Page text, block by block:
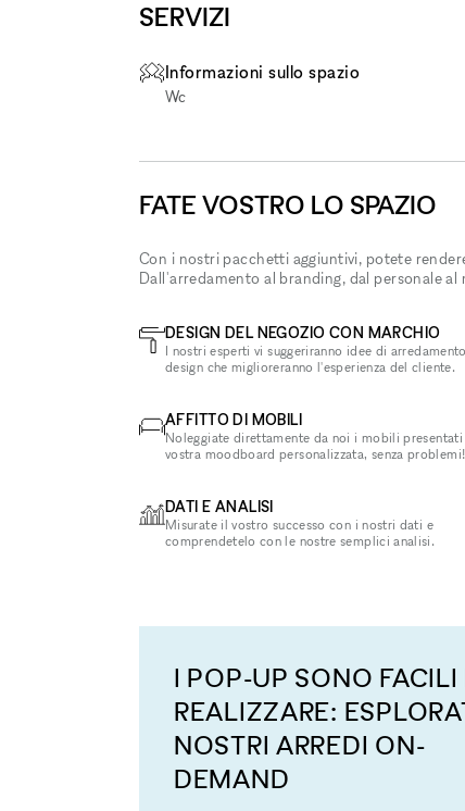
SERVIZI
Informazioni sullo spazio
Wc
FATE VOSTRO LO SPAZIO
Con i nostri pacchetti aggiuntivi, potete
Dall'arredamento al branding, dal personale
DESIGN DEL NEGOZIO CON MARCHIO
I nostri esperti vi suggeriranno idee di
design che miglioreranno l'esperienza del cliente.
AFFITTO DI MOBILI
Noleggiate direttamente da noi i mobili presentati
vostra moodboard personalizzata, senza problemi!
DATI E ANALISI
Misurate il vostro successo con i nostri dati e
comprendetelo con le nostre semplici analisi.
I POP-UP SONO FACILI
REALIZZARE:
NOSTRI ARREDI ON-
DEMAND